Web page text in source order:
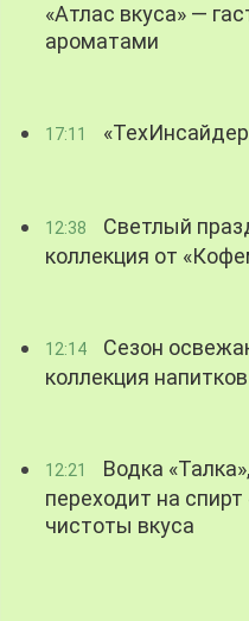
«Атлас вкуса» —
ароматами
17:11
12:38
Светлый
коллекция от
12:14
Сезон
коллекция
12:21
Водка
переходит на
чистоты вкуса